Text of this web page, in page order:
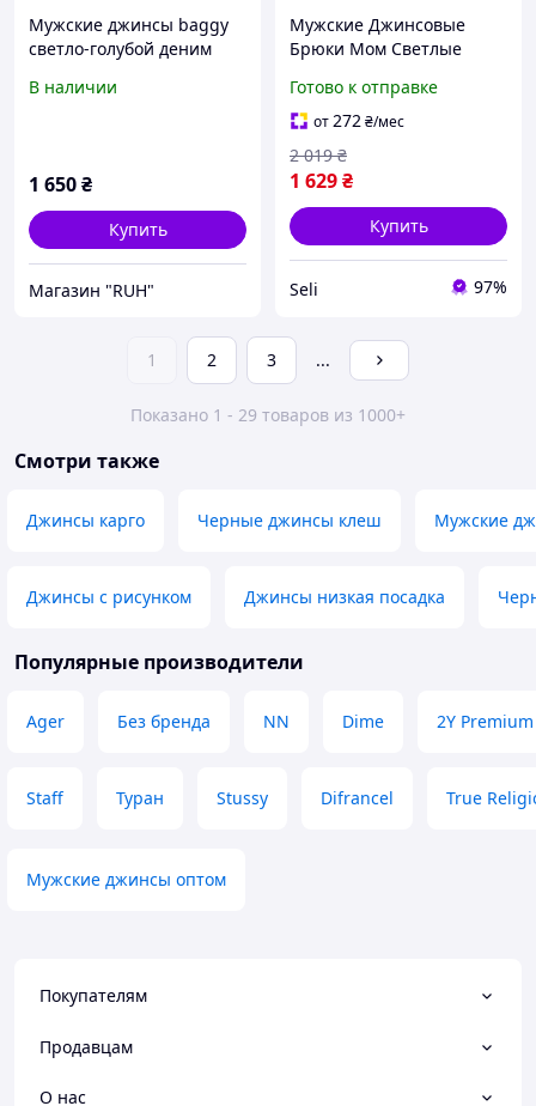
Мужские джинсы baggy
светло-голубой деним
В наличии
1 650₴
Купить
Магазин "RUH"
Мужские Джинсовые
Брюки Мом Светлые
Синие Seli Чоловічі
Джинсові Штани Мом
Світлі Завужені Джинси
Сині
Готово к отправке
от272₴/мес
1 629₴
2 019 ₴
Купить
Seli 97%
1 2 3 ...
Показано 1 - 29 товаров из 1000+
Смотри также
Джинсы карго Черные джинсы клеш Мужские
Джинсы с рисунком Джинсы низкая посадка
Популярные производители
Ager Без бренда NN Dime 2Y Premium
Staff Туран Stussy Difrancel True
Мужские джинсы оптом
Покупателям
Продавцам
О нас